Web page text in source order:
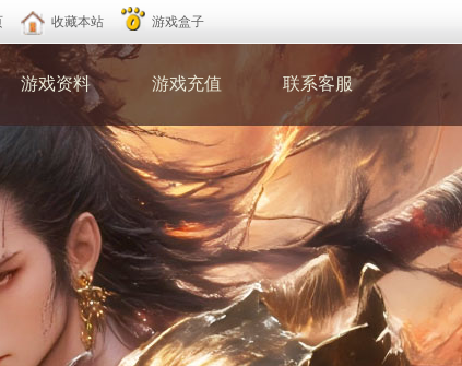
收藏本站 游戏盒子
游戏资料 游戏充值 联系客服